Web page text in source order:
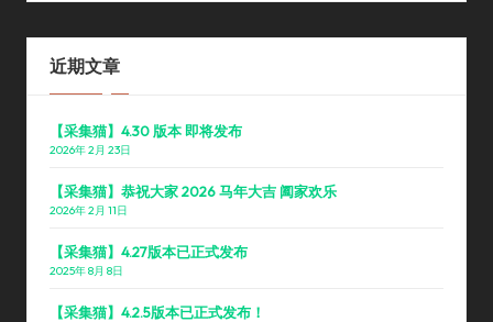
近期文章
【采集猫】4.30 版本 即将发布
2026年 2月 23日
【采集猫】恭祝大家 2026 马年大吉 阖家欢乐
2026年 2月 11日
【采集猫】4.27版本已正式发布
2025年 8月 8日
【采集猫】4.2.5版本已正式发布！